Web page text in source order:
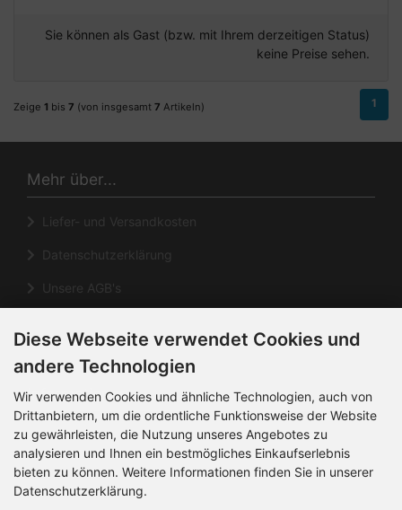
Sie können als Gast (bzw. mit Ihrem derzeitigen Status)
keine Preise sehen.
Zeige 1 bis 7 (von insgesamt 7 Artikeln) 1
Mehr über...
Liefer- und Versandkosten
Datenschutzerklärung
Unsere AGB's
Informationen
Kontakt
Sitemap
Über uns
Diese Webseite verwendet Cookies und
andere Technologien
Wir verwenden Cookies und ähnliche Technologien, auch von
Drittanbietern, um die ordentliche Funktionsweise der Website
zu gewährleisten, die Nutzung unseres Angebotes zu
analysieren und Ihnen ein bestmögliches Einkaufserlebnis
bieten zu können. Weitere Informationen finden Sie in unserer
Datenschutzerklärung.